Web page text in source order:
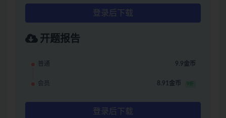
登录后下载
开题报告
普通 9.9金币
会员 8.91金币 9折
登录后下载